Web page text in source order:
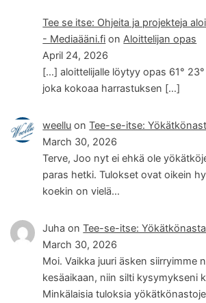
Tee se itse: Ohjeita ja projekteja
- Mediaääni.fi onAloittelijan opas
April 24, 2026
[…] aloittelijalle löytyy opas 61°
joka kokoaa harrastuksen […]
weellu onTee-se-itse:
March 30, 2026
Terve, Joo nyt ei ehkä ole
paras hetki. Tulokset ovat oikein
koekin on vielä…
Juha onTee-se-itse:
March 30, 2026
Moi. Vaikka juuri äsken siirryimme
kesäaikaan, niin silti kysymykseni
Minkälaisia tuloksia